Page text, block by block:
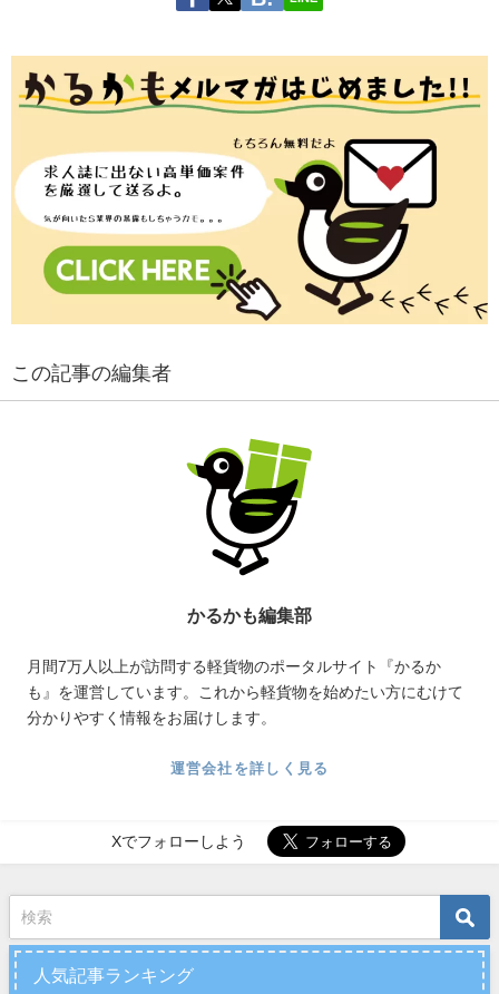
この記事の編集者
かるかも編集部
月間7万人以上が訪問する軽貨物のポータルサイト『かるか
も』を運営しています。これから軽貨物を始めたい方にむけて
分かりやすく情報をお届けします。
運営会社を詳しく見る
Xでフォローしよう
人気記事ランキング